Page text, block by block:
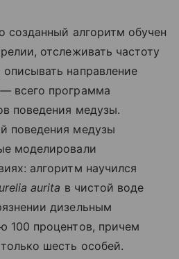
созданный алгоритм обучен
отслеживать частоту
направление
всего программа
поведения медузы.
поведения медузы
моделировали
алгоритм научился
aurita в чистой воде
дизельным
100 процентов, причем
шесть особей.